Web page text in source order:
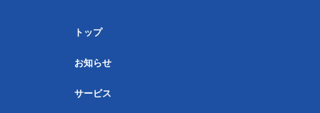
トップ
お知らせ
サービス